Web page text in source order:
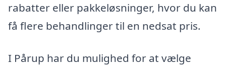
rabatter eller pakkeløsninger, hvor du kan
få flere behandlinger til en nedsat pris.
I Pårup har du mulighed for at vælge